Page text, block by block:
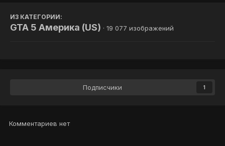
ИЗ КАТЕГОРИИ:
GTA 5 Америка (US) · 19 077 изображений
Подписчики 1
Комментариев нет